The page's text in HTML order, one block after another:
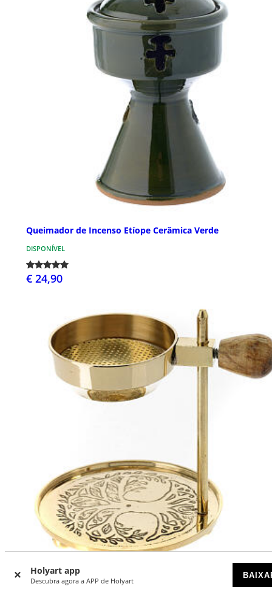
Holyart app
Descubra agora a APP de Holyart
Queimador de Incenso Etíope Cerâmica Verde
DISPONÍVEL
€ 24,90
Queimador de incenso latão dourado ajustável base